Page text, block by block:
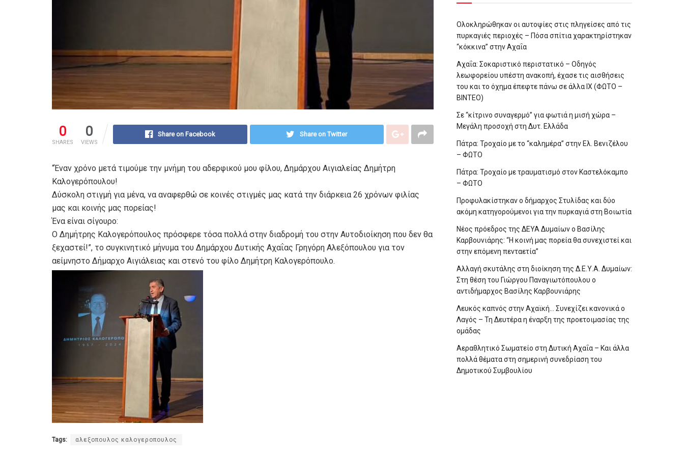
0
SHARES
0
VIEWS
Share on Facebook Share on Twitter
“Έναν χρόνο μετά τιμούμε την μνήμη του αδερφικού μου φίλου, Δημάρχου Αιγιαλείας Δημήτρη
Καλογερόπουλου!
Δύσκολη στιγμή για μένα, να αναφερθώ σε κοινές στιγμές μας κατά την διάρκεια 26 χρόνων φιλίας
μας και κοινής μας πορείας!
Ένα είναι σίγουρο:
Ο Δημήτρης Καλογερόπουλος πρόσφερε τόσα πολλά στην διαδρομή του στην Αυτοδιοίκηση που δεν θα
ξεχαστεί!”, το συγκινητικό μήνυμα του Δημάρχου Δυτικής Αχαΐας Γρηγόρη Αλεξόπουλου για τον
αείμνηστο Δήμαρχο Αιγιάλειας και στενό του φίλο Δημήτρη Καλογερόπουλο.
Tags: αλεξοπουλος καλογεροπουλος
Ολοκληρώθηκαν οι αυτοψίες στις πληγείσες από τις
πυρκαγιές περιοχές – Πόσα σπίτια χαρακτηρίστηκαν
“κόκκινα” στην Αχαΐα
Αχαΐα: Σοκαριστικό περιστατικό – Οδηγός
λεωφορείου υπέστη ανακοπή, έχασε τις αισθήσεις
του και το όχημα έπεφτε πάνω σε άλλα ΙΧ (ΦΩΤΟ –
ΒΙΝΤΕΟ)
Σε “κίτρινο συναγερμό” για φωτιά η μισή χώρα –
Μεγάλη προσοχή στη Δυτ. Ελλάδα
Πάτρα: Τροχαίο με το “καλημέρα” στην Ελ. Βενιζέλου
– ΦΩΤΟ
Πάτρα: Τροχαίο με τραυματισμό στον Καστελόκαμπο
– ΦΩΤΟ
Προφυλακίστηκαν ο δήμαρχος Στυλίδας και δύο
ακόμη κατηγορούμενοι για την πυρκαγιά στη Βοιωτία
Νέος πρόεδρος της ΔΕΥΑ Δυμαίων ο Βασίλης
Καρβουνιάρης: “Η κοινή μας πορεία θα συνεχιστεί και
στην επόμενη πενταετία”
Αλλαγή σκυτάλης στη διοίκηση της Δ.Ε.Υ.Α. Δυμαίων:
Στη θέση του Γιώργου Παναγιωτόπουλου ο
αντιδήμαρχος Βασίλης Καρβουνιάρης
Λευκός καπνός στην Αχαϊκή… Συνεχίζει κανονικά ο
Λαγός – Τη Δευτέρα η έναρξη της προετοιμασίας της
ομάδας
Αεραθλητικό Σωματείο στη Δυτική Αχαΐα – Και άλλα
πολλά θέματα στη σημερινή συνεδρίαση του
Δημοτικού Συμβουλίου